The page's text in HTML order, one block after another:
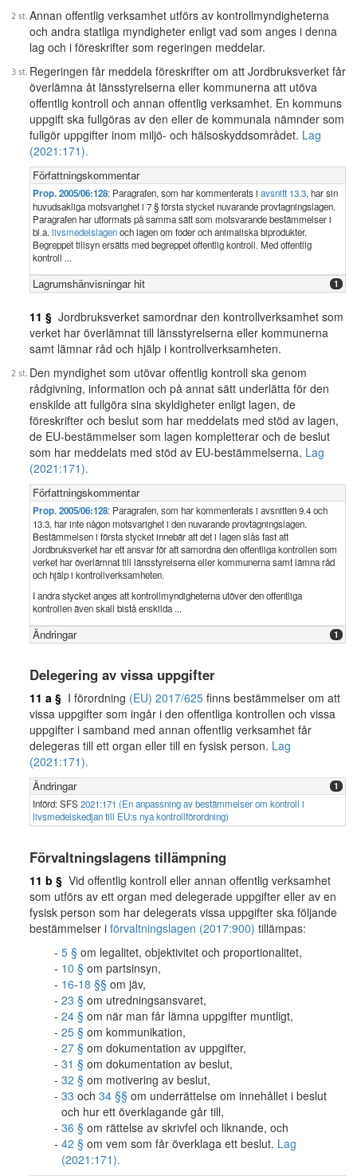
Annan offentlig verksamhet utförs av kontrollmyndigheterna
och andra statliga myndigheter enligt vad som anges i denna
lag och i föreskrifter som regeringen meddelar.
Regeringen får meddela föreskrifter om att Jordbruksverket får
överlämna åt länsstyrelserna eller kommunerna att utöva
offentlig kontroll och annan offentlig verksamhet. En kommuns
uppgift ska fullgöras av den eller de kommunala nämnder som
fullgör uppgifter inom miljö- och hälsoskyddsområdet. Lag
(2021:171).
Författningskommentar
Prop. 2005/06:128: Paragrafen, som har kommenterats i avsnitt 13.3, har sin
huvudsakliga motsvarighet i 7 § första stycket nuvarande provtagningslagen.
Paragrafen har utformats på samma sätt som motsvarande bestämmelser i
bl.a. livsmedelslagenoch lagen om foder och animaliska biprodukter.
Begreppet tillsyn ersätts med begreppet offentlig kontroll. Med offentlig
kontroll ...
Lagrumshänvisningar hit 1
11 § Jordbruksverket samordnar den kontrollverksamhet som
verket har överlämnat till länsstyrelserna eller kommunerna
samt lämnar råd och hjälp i kontrollverksamheten.
Den myndighet som utövar offentlig kontroll ska genom
rådgivning, information och på annat sätt underlätta för den
enskilde att fullgöra sina skyldigheter enligt lagen, de
föreskrifter och beslut som har meddelats med stöd av lagen,
de EU-bestämmelser som lagen kompletterar och de beslut
som har meddelats med stöd av EU-bestämmelserna. Lag
(2021:171).
Författningskommentar
Prop. 2005/06:128: Paragrafen, som har kommenterats i avsnitten 9.4 och
13.3, har inte någon motsvarighet i den nuvarande provtagningslagen.
Bestämmelsen i första stycket innebär att det i lagen slås fast att
Jordbruksverket har ett ansvar för att samordna den offentliga kontrollen som
verket har överlämnat till länsstyrelserna eller kommunerna samt lämna råd
och hjälp i kontrollverksamheten.
I andra stycket anges att kontrollmyndigheterna utöver den offentliga
kontrollen även skall bistå enskilda ...
Ändringar 1
Delegering av vissa uppgifter
11 a § I förordning (EU) 2017/625 finns bestämmelser om att
vissa uppgifter som ingår i den offentliga kontrollen och vissa
uppgifter i samband med annan offentlig verksamhet får
delegeras till ett organ eller till en fysisk person. Lag
(2021:171).
Ändringar 1
Införd: SFS2021:171 (En anpassning av bestämmelser om kontroll i
livsmedelskedjan till EU:s nya kontrollförordning)
Förvaltningslagens tillämpning
11 b § Vid offentlig kontroll eller annan offentlig verksamhet
som utförs av ett organ med delegerade uppgifter eller av en
fysisk person som har delegerats vissa uppgifter ska följande
bestämmelser i förvaltningslagen (2017:900) tillämpas:
5 § om legalitet, objektivitet och proportionalitet,
10 § om partsinsyn,
16-18 §§ om jäv,
23 § om utredningsansvaret,
24 § om när man får lämna uppgifter muntligt,
25 § om kommunikation,
27 § om dokumentation av uppgifter,
31 § om dokumentation av beslut,
32 § om motivering av beslut,
33 och 34 §§ om underrättelse om innehållet i beslut
och hur ett överklagande går till,
36 § om rättelse av skrivfel och liknande, och
42 § om vem som får överklaga ett beslut. Lag
(2021:171).